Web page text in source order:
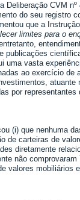
Deliberação CVM
do seu registro
que a
limites para o
publicações
uma vasta
ao exercício
por
(i) que nenhuma
de carteiras de
diretamente
não
valores mobiliários